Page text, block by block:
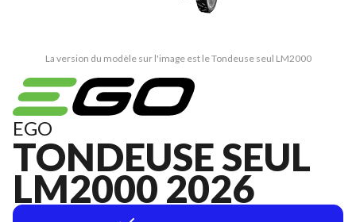
La version du modèle sur l'image est le Tondeuse seul LM2000
EGO
TONDEUSE SEUL
LM2000 2026